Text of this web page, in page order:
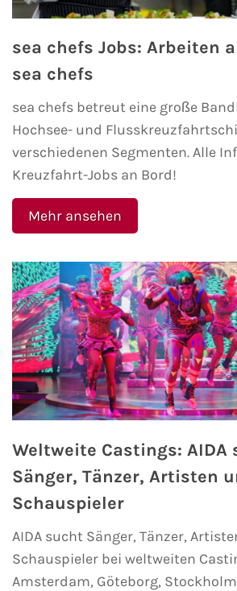
Themenkreuzfahrten
Expeditionskreuzfahrten
Luxuskreuzfahrten
Segelkreuzfahrten
Reiseziele
AIDA Reiseziele
AIDA Karibik
AIDA Mittelmeer
AIDA Kanaren & Madeira
AIDA Nordeuropa
AIDA Norwegen
AIDA Ostsee
Kreuzfahrt-Jobs
Reiseberichte
TV-Tipps
Interviews
sea chefs Jobs: Arbeiten
sea chefs
sea chefs betreut eine große
Hochsee- und
verschiedenen Segmenten. Alle
Kreuzfahrt-Jobs an Bord!
Mehr ansehen
Weltweite Castings: AIDA
Sänger, Tänzer, Artisten
Schauspieler
AIDA sucht Sänger, Tänzer,
Schauspieler bei weltweiten
Amsterdam, Göteborg,